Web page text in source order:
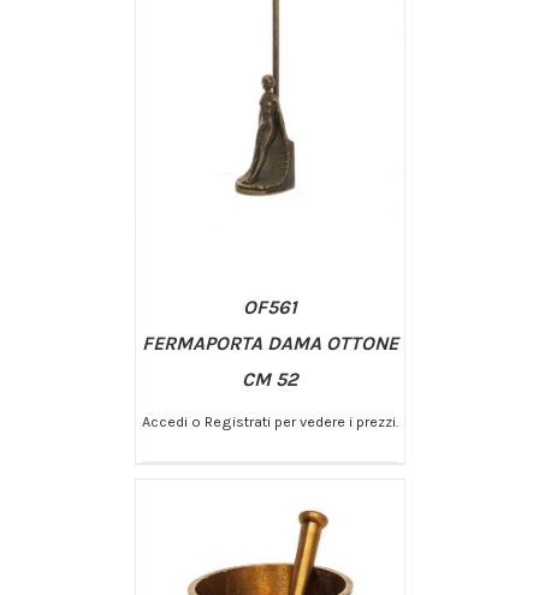
OF561
FERMAPORTA DAMA OTTONE
CM 52
Accedi o Registrati per vedere i prezzi.